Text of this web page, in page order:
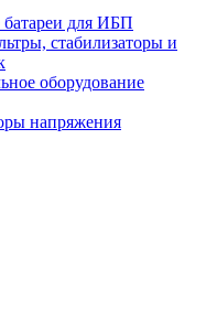
для ИБП
стабилизаторы и
оборудование
напряжения